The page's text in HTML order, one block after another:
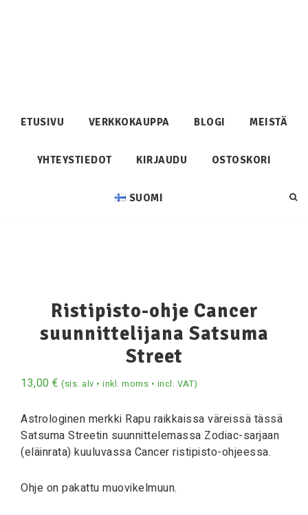
ETUSIVU VERKKOKAUPPA BLOGI MEISTÄ
YHTEYSTIEDOT KIRJAUDU OSTOSKORI
SUOMI
Ristipisto-ohje Cancer
suunnittelijana Satsuma
Street
13,00 € (sis. alv • inkl. moms • incl. VAT)
Astrologinen merkki Rapu raikkaissa väreissä tässä
Satsuma Streetin suunnittelemassa Zodiac-sarjaan
(eläinrata) kuuluvassa Cancer ristipisto-ohjeessa.
Ohje on pakattu muovikelmuun.